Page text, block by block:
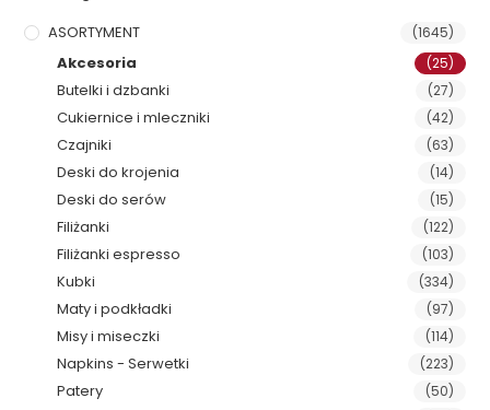
ASORTYMENT
(1645)
Akcesoria (25)
Butelki i dzbanki (27)
Cukiernice i mleczniki (42)
Czajniki (63)
Deski do krojenia (14)
Deski do serów (15)
Filiżanki (122)
Filiżanki espresso (103)
Kubki (334)
Maty i podkładki (97)
Misy i miseczki (114)
Napkins - Serwetki (223)
Patery (50)